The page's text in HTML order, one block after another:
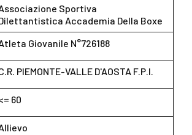
Sportiva
Accademia Della Boxe
Giovanile N°726188
PIEMONTE-VALLE D'AOSTA F.P.I.
60